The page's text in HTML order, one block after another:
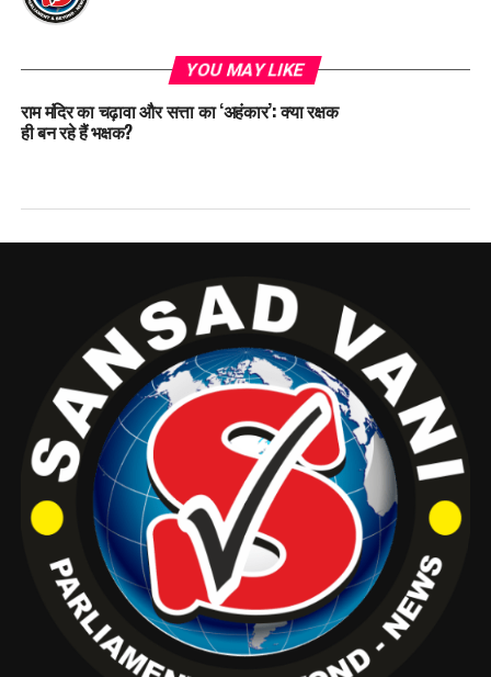
YOU MAY LIKE
राम मंदिर का चढ़ावा और सत्ता का ‘अहंकार’: क्या रक्षक
ही बन रहे हैं भक्षक?